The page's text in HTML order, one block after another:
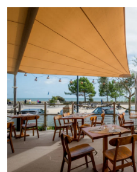
La Canopée : des voiles
pleinement de la baie
Situé à Carnac, le
d’un emplacement
directe sur la baie de
Lire la suite